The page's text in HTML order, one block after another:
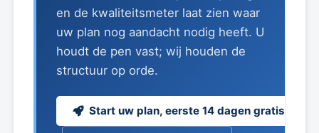
en de kwaliteitsmeter laat zien waar
uw plan nog aandacht nodig heeft. U
houdt de pen vast; wij houden de
structuur op orde.
Start uw plan, eerste 14 dagen gratis